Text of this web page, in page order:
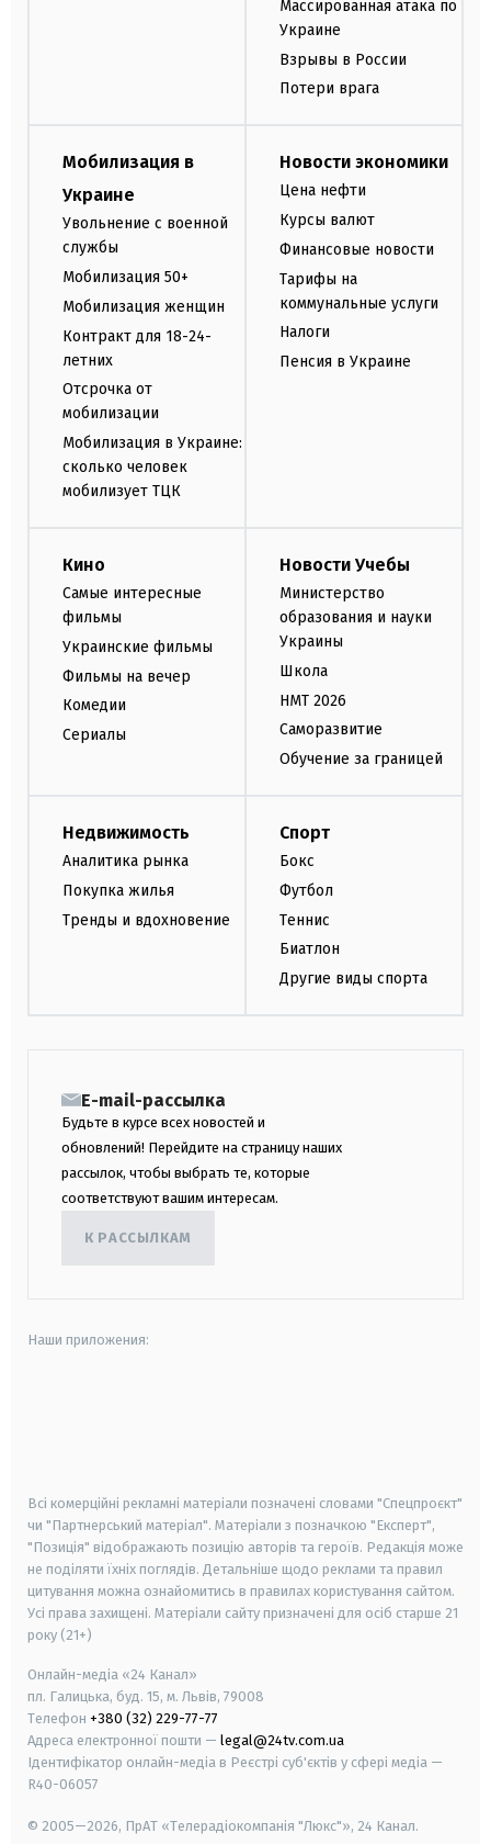
Массированная атака по
Украине
Взрывы в России
Потери врага
Мобилизация в
Украине
Увольнение с военной
службы
Мобилизация 50+
Мобилизация женщин
Контракт для 18-24-
летних
Отсрочка от
мобилизации
Мобилизация в Украине:
сколько человек
мобилизует ТЦК
Новости экономики
Цена нефти
Курсы валют
Финансовые новости
Тарифы на
коммунальные услуги
Налоги
Пенсия в Украине
Кино
Самые интересные
фильмы
Украинские фильмы
Фильмы на вечер
Комедии
Сериалы
Новости Учебы
Министерство
образования и науки
Украины
Школа
НМТ 2026
Саморазвитие
Обучение за границей
Недвижимость
Аналитика рынка
Покупка жилья
Тренды и вдохновение
Спорт
Бокс
Футбол
Теннис
Биатлон
Другие виды спорта
E-mail-рассылка
Будьте в курсе всех новостей и
обновлений! Перейдите на страницу наших
рассылок, чтобы выбрать те, которые
соответствуют вашим интересам.
К РАССЫЛКАМ
Наши приложения:
Всі комерційні рекламні матеріали позначені словами "Спецпроєкт"
чи "Партнерський матеріал". Матеріали з позначкою "Експерт",
"Позиція" відображають позицію авторів та героїв. Редакція може
не поділяти їхніх поглядів. Детальніше щодо реклами та правил
цитування можна ознайомитись в правилах користування сайтом.
Усі права захищені. Матеріали сайту призначені для осіб старше 21
року (21+)
Онлайн-медіа «24 Канал»
пл. Галицька, буд. 15, м. Львів, 79008
Телефон +380 (32) 229-77-77
Адреса електронної пошти — legal@24tv.com.ua
Ідентифікатор онлайн-медіа в Реєстрі суб'єктів у сфері медіа —
R40-06057
© 2005—2026, ПрАТ «Телерадіокомпанія "Люкс"», 24 Канал.